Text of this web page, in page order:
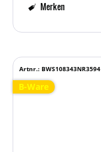
Merken
B-Ware
Artnr.: BWS108343NR3594